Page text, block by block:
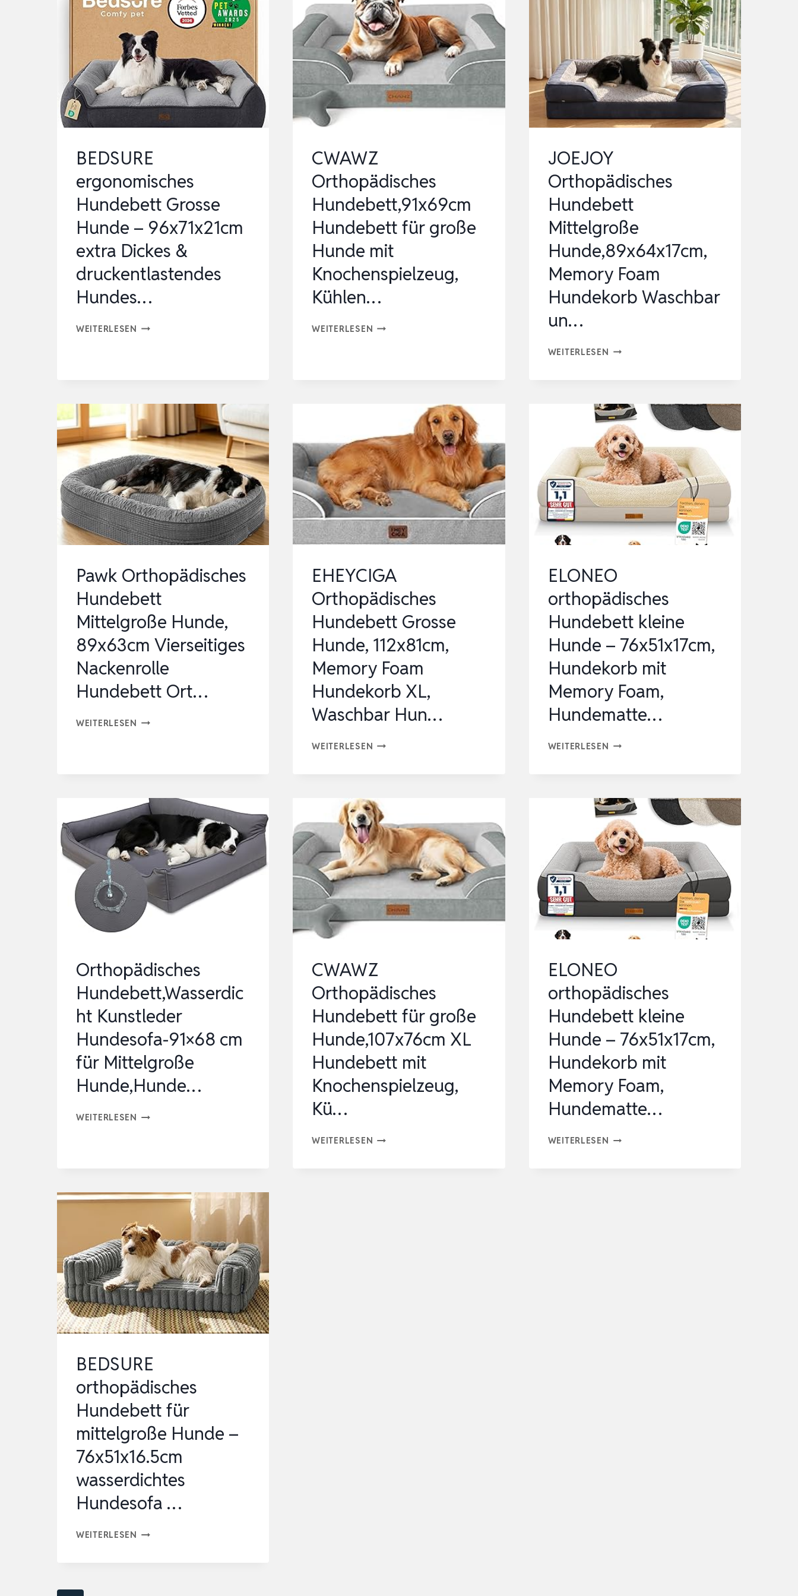
BEDSURE
ergonomisches
Hundebett Grosse
Hunde – 96x71x21cm
extra Dickes &
druckentlastendes
Hundes…
WEITERLESEN BEDSURE
–
96X71X21CM
EXTRA
DICKES
&
DRUCKENTLASTENDES
HUNDES…
CWAWZ
Orthopädisches
Hundebett,91x69cm
Hundebett für große
Hunde mit
Knochenspielzeug,
Kühlen…
WEITERLESEN CWAWZ
UNDE M
IT K
NOCHENSPIELZEUG, K
ÜHLEN…
JOEJOY
Orthopädisches
Hundebett
Mittelgroße
Hunde,89x64x17cm,
Memory Foam
Hundekorb Waschbar
un…
WEITERLESEN JOEJOY
MITTELGROSSE H
UNDE,89X64X17CM, M
EMORY F
OAM H
UNDEKORB W
ASCHBAR U
N…
Pawk Orthopädisches
Hundebett
Mittelgroße Hunde,
89x63cm Vierseitiges
Nackenrolle
Hundebett Ort…
WEITERLESEN PAWK
9X63CM V
IERSEITIGES N
ACKENROLLE H
UNDEBETT O
RT…
EHEYCIGA
Orthopädisches
Hundebett Grosse
Hunde, 112x81cm,
Memory Foam
Hundekorb XL,
Waschbar Hun…
WEITERLESEN EHEYCIGA
GROSSE
HUNDE,
112X81CM,
MEMORY
FOAM
HUNDEKORB
XL,
WASCHBAR
ELONEO
orthopädisches
Hundebett kleine
Hunde – 76x51x17cm,
Hundekorb mit
Memory Foam,
Hundematte…
WEITERLESEN ELONEO
KLEINE
HUNDE
–
76X51X17CM,
HUNDEKORB
MIT
MEMORY
FOAM,
HUNDEMATTE…
Orthopädisches
Hundebett,Wasserdic
ht Kunstleder
Hundesofa-91×68 cm
für Mittelgroße
Hunde,Hunde…
WEITERLESEN ORTHOPÄDISCHES
CM
FÜR
MITTELGROSSE H
UNDE,HUNDE…
CWAWZ
Orthopädisches
Hundebett für große
Hunde,107x76cm XL
Hundebett mit
Knochenspielzeug,
Kü…
WEITERLESEN CWAWZ
ELONEO
orthopädisches
Hundebett kleine
Hunde – 76x51x17cm,
Hundekorb mit
Memory Foam,
Hundematte…
WEITERLESEN ELONEO
BEDSURE
orthopädisches
Hundebett für
mittelgroße Hunde –
76x51x16.5cm
wasserdichtes
Hundesofa …
WEITERLESEN BEDSURE